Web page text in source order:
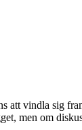
vindla sig
men om